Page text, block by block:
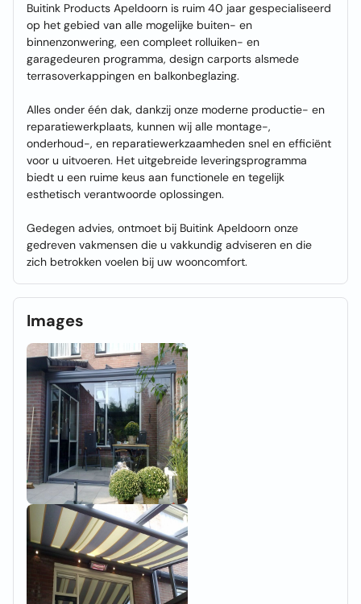
Buitink Products Apeldoorn is ruim 40 jaar gespecialiseerd
op het gebied van alle mogelijke buiten- en
binnenzonwering, een compleet rolluiken- en
garagedeuren programma, design carports alsmede
terrasoverkappingen en balkonbeglazing.
Alles onder één dak, dankzij onze moderne productie- en
reparatiewerkplaats, kunnen wij alle montage-,
onderhoud-, en reparatiewerkzaamheden snel en efficiënt
voor u uitvoeren. Het uitgebreide leveringsprogramma
biedt u een ruime keus aan functionele en tegelijk
esthetisch verantwoorde oplossingen.
Gedegen advies, ontmoet bij Buitink Apeldoorn onze
gedreven vakmensen die u vakkundig adviseren en die
zich betrokken voelen bij uw wooncomfort.
Images